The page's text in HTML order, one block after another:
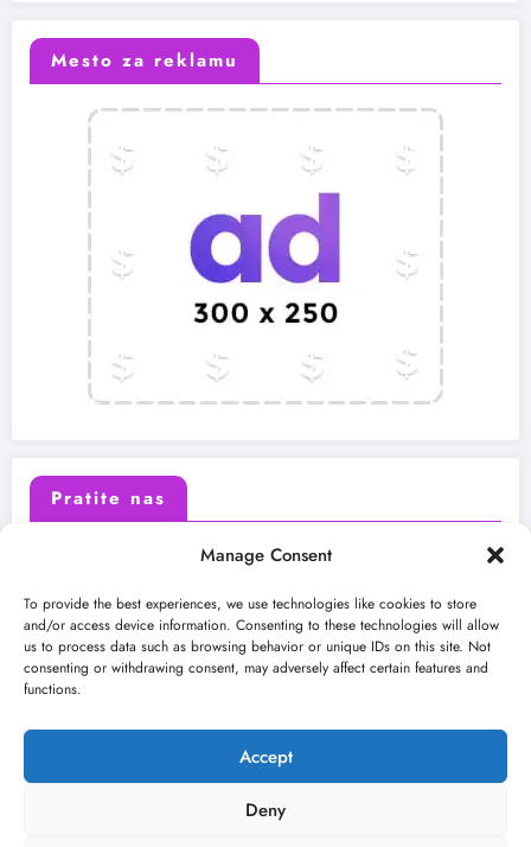
Manage Consent
To provide the best experiences, we use technologies like cookies to store
and/or access device information. Consenting to these technologies will allow
us to process data such as browsing behavior or unique IDs on this site. Not
consenting or withdrawing consent, may adversely affect certain features and
functions.
Accept
Deny
Mesto za reklamu
Pratite nas
Instagram Youtube